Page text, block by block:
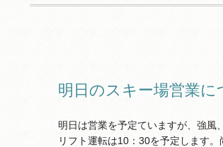
明日のスキー場営業
明日は営業を予定ていますが、強風
リフト運転は10：30を予定します